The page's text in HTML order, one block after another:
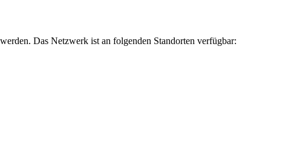
Das Netzwerk ist an folgenden Standorten verfügbar: